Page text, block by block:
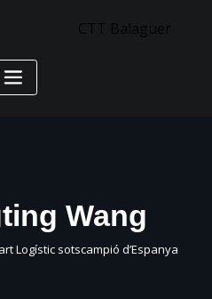
Wang
Logístic sotscampió d’Espanya